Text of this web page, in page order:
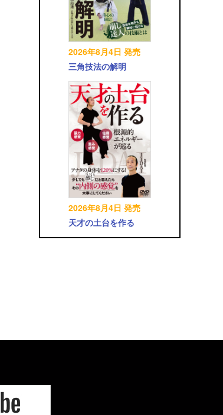
2026年8月4日 発売
三角技法の解明
2026年8月4日 発売
天才の土台を作る